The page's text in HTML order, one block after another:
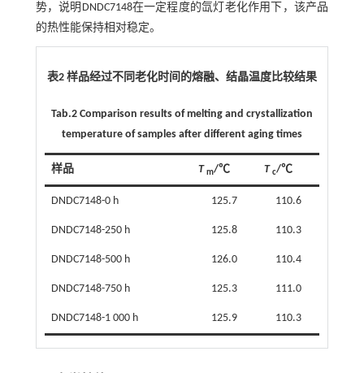
势，说明DNDC7148在一定程度的氙灯老化作用下，该产品
的热性能保持相对稳定。
表2 样品经过不同老化时间的熔融、结晶温度比较结果
Tab.2 Comparison results of melting and crystallization
temperature of samples after different aging times
样品 T m/℃ T c/℃
DNDC7148-0 h 125.7 110.6
DNDC7148-250 h 125.8 110.3
DNDC7148-500 h 126.0 110.4
DNDC7148-750 h 125.3 111.0
DNDC7148-1 000 h 125.9 110.3